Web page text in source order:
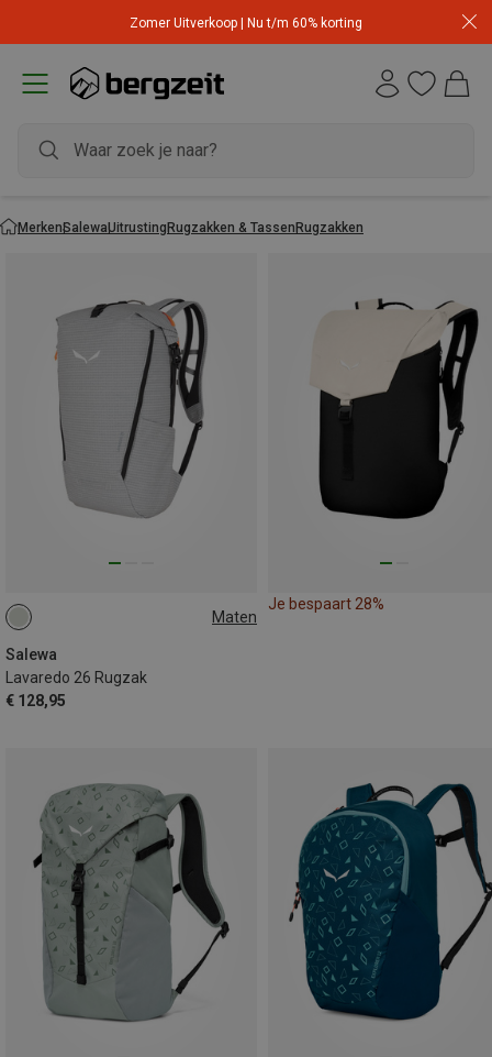
Zomer Uitverkoop | Nu t/m 60% korting
MerkenSalewaUitrustingRugzakken & TassenRugzakken
Maten
Salewa
Lavaredo 26 Rugzak
€ 128,95
26L
Je bespaart 28%